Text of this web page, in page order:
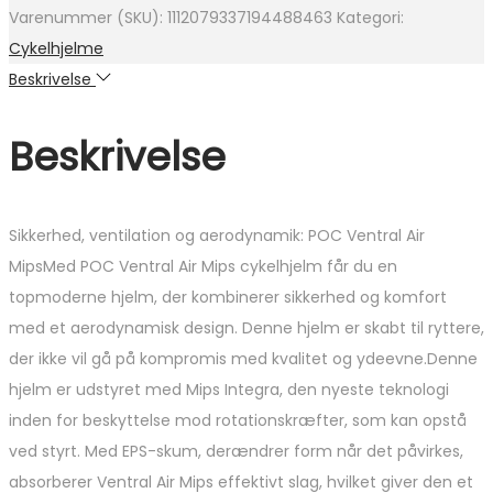
var:
1.999 kr..
er:
Varenummer (SKU): 1112079337194488463 Kategori:
Cykelhjelme
Beskrivelse
Beskrivelse
Sikkerhed, ventilation og aerodynamik: POC Ventral Air
MipsMed POC Ventral Air Mips cykelhjelm får du en
topmoderne hjelm, der kombinerer sikkerhed og komfort
med et aerodynamisk design. Denne hjelm er skabt til ryttere,
der ikke vil gå på kompromis med kvalitet og ydeevne.Denne
hjelm er udstyret med Mips Integra, den nyeste teknologi
inden for beskyttelse mod rotationskræfter, som kan opstå
ved styrt. Med EPS-skum, derændrer form når det påvirkes,
absorberer Ventral Air Mips effektivt slag, hvilket giver den et